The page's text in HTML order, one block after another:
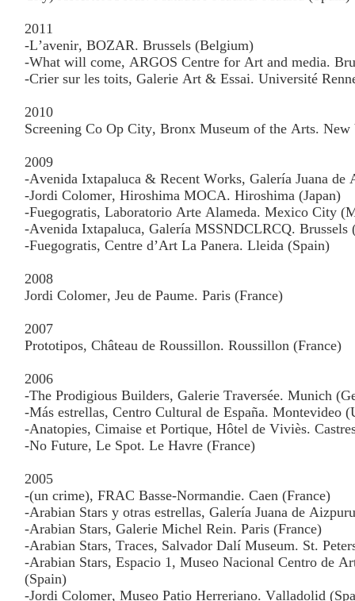
2011
-L’avenir, BOZAR. Brussels (Belgium)
-What will come, ARGOS Centre for Art and media.
-Crier sur les toits, Galerie Art & Essai. Université
2010
Screening Co Op City, Bronx Museum of the Arts.
2009
-Avenida Ixtapaluca & Recent Works, Galería Juana de
-Jordi Colomer, Hiroshima MOCA. Hiroshima (Japan)
-Fuegogratis, Laboratorio Arte Alameda. Mexico City
-Avenida Ixtapaluca, Galería MSSNDCLRCQ. Brussels
-Fuegogratis, Centre d’Art La Panera. Lleida (Spain)
2008
Jordi Colomer, Jeu de Paume. Paris (France)
2007
Prototipos, Château de Roussillon. Roussillon (France)
2006
-The Prodigious Builders, Galerie Traversée. Munich
-Más estrellas, Centro Cultural de España. Montevideo
-Anatopies, Cimaise et Portique, Hôtel de Viviès.
-No Future, Le Spot. Le Havre (France)
2005
-(un crime), FRAC Basse-Normandie. Caen (France)
-Arabian Stars y otras estrellas, Galería Juana de
-Arabian Stars, Galerie Michel Rein. Paris (France)
-Arabian Stars, Traces, Salvador Dalí Museum. St.
-Arabian Stars, Espacio 1, Museo Nacional Centro de
(Spain)
-Jordi Colomer, Museo Patio Herreriano. Valladolid